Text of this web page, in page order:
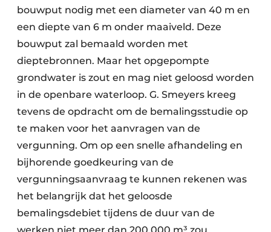
bouwput nodig met een diameter van 40 m en
een diepte van 6 m onder maaiveld. Deze
bouwput zal bemaald worden met
dieptebronnen. Maar het opgepompte
grondwater is zout en mag niet geloosd worden
in de openbare waterloop. G. Smeyers kreeg
tevens de opdracht om de bemalingsstudie op
te maken voor het aanvragen van de
vergunning. Om op een snelle afhandeling en
bijhorende goedkeuring van de
vergunningsaanvraag te kunnen rekenen was
het belangrijk dat het geloosde
bemalingsdebiet tijdens de duur van de